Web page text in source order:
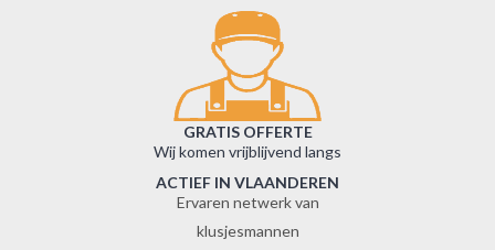
GRATIS OFFERTE
Wij komen vrijblijvend langs
ACTIEF IN VLAANDEREN
Ervaren netwerk van
klusjesmannen